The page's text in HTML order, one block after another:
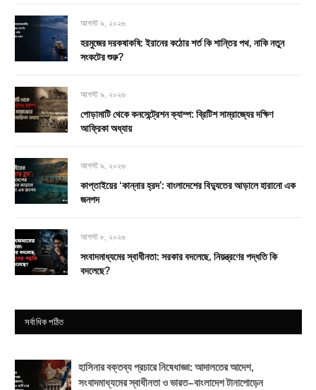
আগস্ট ৯, ২০২৬
হরমুজের দরকষাকষি: ইরানের কঠোর শর্ত কি শান্তির পথ, নাকি নতুন
সংকটের শুরু?
আগস্ট ৯, ২০২৬
পোড়ামাটি থেকে কনসেন্ট্রেশন ক্যাম্প: ব্রিটিশ সাম্রাজ্যের দক্ষিণ
আফ্রিকা অধ্যায়
আগস্ট ৯, ২০২৬
কাপ্তাইয়ের ‘কান্নার হ্রদ’: বাংলাদেশের বিদ্যুতের আড়ালে হারানো এক
জনপদ
আগস্ট ৮, ২০২৬
সংবাদমাধ্যমের স্বাধীনতা: সরকার বদলেছে, নিয়ন্ত্রণের পদ্ধতি কি
বদলেছে?
সর্বাধিক পঠিত
হাসিনার বক্তব্য প্রচারে নিষেধাজ্ঞা: আদালতের আদেশ,
সংবাদমাধ্যমের স্বাধীনতা ও ভারত–বাংলাদেশ টানাপোড়েন